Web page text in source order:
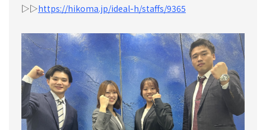
▷▷https://hikoma.jp/ideal-h/staffs/9365